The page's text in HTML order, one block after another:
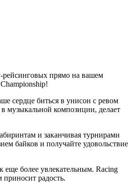
рейсинговых прямо на вашем
сердце биться в унисон с ревом
музыкальной композиции, делает
и заканчивая турнирами
байков и получайте удовольствие
еще более увлекательным. Racing
радость.